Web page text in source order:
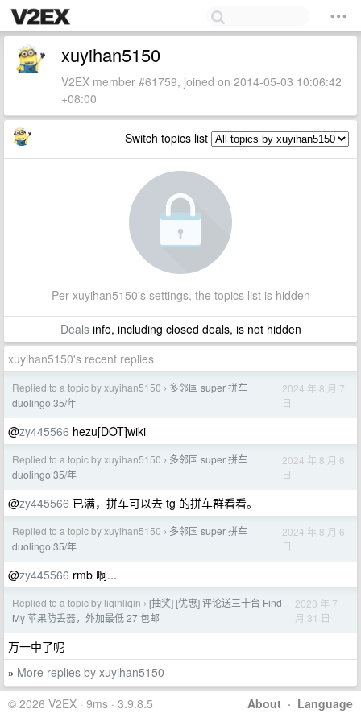
xuyihan5150
V2EX member #61759, joined on 2014-05-03 10:06:42
+08:00
Switch topics list
Per xuyihan5150's settings, the topics list is hidden
Dealsinfo, including closed deals, is not hidden
xuyihan5150's recent replies
Replied to a topic by xuyihan5150 › 多邻国 super 拼车
duolingo 35/年
2024 年 8 月 7
日
@zy445566 hezu[DOT]wiki
Replied to a topic by xuyihan5150 › 多邻国 super 拼车
duolingo 35/年
2024 年 8 月 6
日
@zy445566 已满，拼车可以去 tg 的拼车群看看。
Replied to a topic by xuyihan5150 › 多邻国 super 拼车
duolingo 35/年
2024 年 8 月 6
日
@zy445566 rmb 啊...
Replied to a topic by liqinliqin › [抽奖] [优惠] 评论送三十台 Find
My 苹果防丢器，外加最低 27 包邮
2023 年 7
月 31 日
万一中了呢
» More replies by xuyihan5150
About · Language
© 2026 V2EX · 9ms · 3.9.8.5